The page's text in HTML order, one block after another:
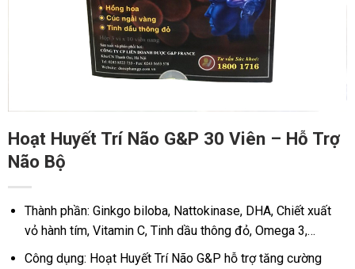
Hoạt Huyết Trí Não G&P 30 Viên – Hỗ Trợ
Não Bộ
Thành phần: Ginkgo biloba, Nattokinase, DHA, Chiết xuất
vỏ hành tím, Vitamin C, Tinh dầu thông đỏ, Omega 3,…
Công dụng: Hoạt Huyết Trí Não G&P hỗ trợ tăng cường